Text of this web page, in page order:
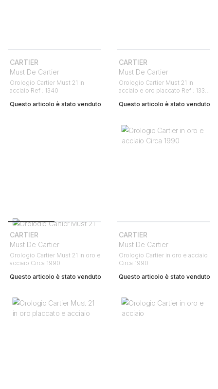
CARTIER
Must De Cartier
Orologio Cartier Must 21 in
acciaio Ref : 1340
Questo articolo è stato venduto
CARTIER
Must De Cartier
Orologio Cartier Must 21 in
acciaio e oro placcato Ref : 1330
Questo articolo è stato venduto
CARTIER
Must De Cartier
Orologio Cartier Must 21 in oro e
acciaio Circa 1990
Questo articolo è stato venduto
CARTIER
Must De Cartier
Orologio Cartier in oro e acciaio
Circa 1990
Questo articolo è stato venduto